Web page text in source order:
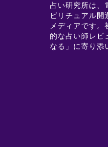
占い研究所は、
ピリチュアル開
メディアです。
的な占い師レビ
なる」に寄り添